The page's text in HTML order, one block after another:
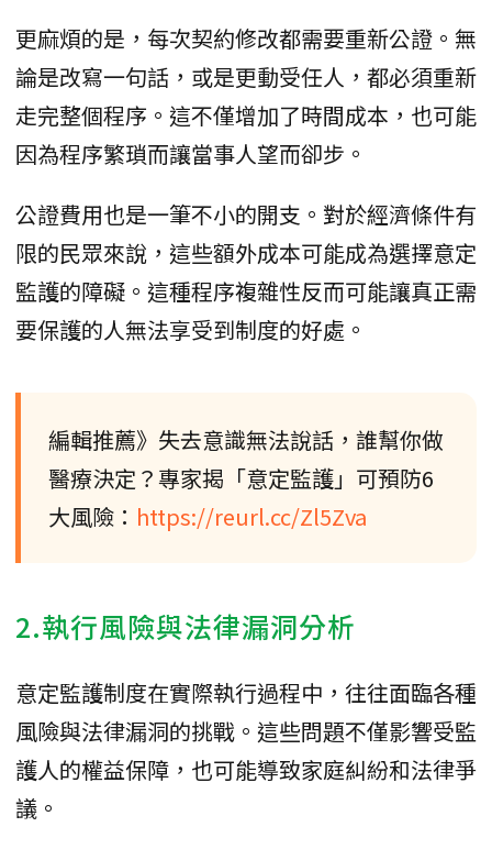
更麻煩的是，每次契約修改都需要重新公證。無
論是改寫一句話，或是更動受任人，都必須重新
走完整個程序。這不僅增加了時間成本，也可能
因為程序繁瑣而讓當事人望而卻步。
公證費用也是一筆不小的開支。對於經濟條件有
限的民眾來說，這些額外成本可能成為選擇意定
監護的障礙。這種程序複雜性反而可能讓真正需
要保護的人無法享受到制度的好處。
編輯推薦》失去意識無法說話，誰幫你做
醫療決定？專家揭「意定監護」可預防6
大風險： https://reurl.cc/Zl5Zva
2.執行風險與法律漏洞分析
意定監護制度在實際執行過程中，往往面臨各種
風險與法律漏洞的挑戰。這些問題不僅影響受監
護人的權益保障，也可能導致家庭糾紛和法律爭
議。